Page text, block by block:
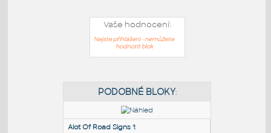
Vaše hodnocení:
Nejste přihlášeni - nemůžete
hodnotit blok